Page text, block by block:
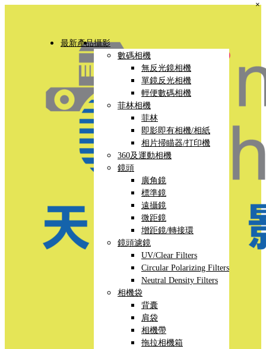
最新產品攝影
數碼相機
無反光鏡相機
單鏡反光相機
輕便數碼相機
菲林相機
菲林
即影即有相機/相紙
相片掃瞄器/打印機
360及運動相機
鏡頭
廣角鏡
標準鏡
遠攝鏡
微距鏡
增距鏡/轉接環
鏡頭濾鏡
UV/Clear Filters
Circular Polarizing Filters
Neutral Density Filters
相機袋
背囊
肩袋
相機帶
拖拉相機箱
×